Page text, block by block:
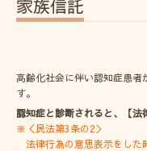
家族信託
高齢化社会に伴い認知症患者
す。
認知症と診断されると、【法
※＜民法第3条の2＞
法律行為の意思表示をした